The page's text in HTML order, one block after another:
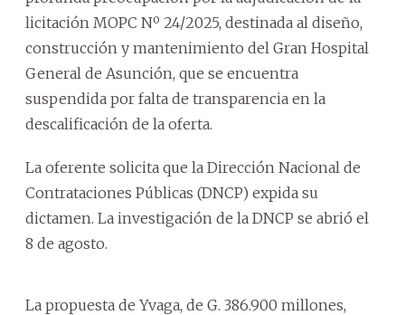
licitación MOPC Nº 24/2025, destinada al diseño,
construcción y mantenimiento del Gran Hospital
General de Asunción, que se encuentra
suspendida por falta de transparencia en la
descalificación de la oferta.
La oferente solicita que la Dirección Nacional de
Contrataciones Públicas (DNCP) expida su
dictamen. La investigación de la DNCP se abrió el
8 de agosto.
La propuesta de Yvaga, de G. 386.900 millones,